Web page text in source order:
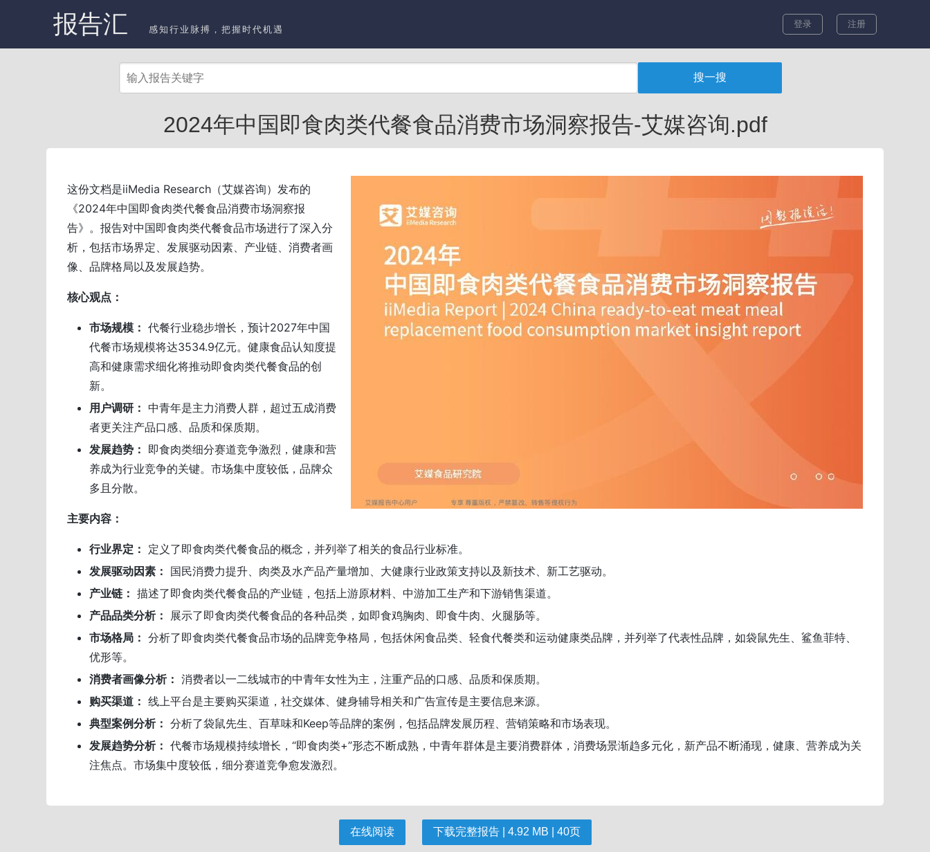
报告汇 感知行业脉搏，把握时代机遇
登录 注册
2024年中国即食肉类代餐食品消费市场洞察报告-艾媒咨询.pdf
这份文档是iiMedia Research（艾媒咨询）发布的
《2024年中国即食肉类代餐食品消费市场洞察报
告》。报告对中国即食肉类代餐食品市场进行了深入分
析，包括市场界定、发展驱动因素、产业链、消费者画
像、品牌格局以及发展趋势。
核心观点：
市场规模： 代餐行业稳步增长，预计2027年中国
代餐市场规模将达3534.9亿元。健康食品认知度提
高和健康需求细化将推动即食肉类代餐食品的创
新。
用户调研： 中青年是主力消费人群，超过五成消费
者更关注产品口感、品质和保质期。
发展趋势： 即食肉类细分赛道竞争激烈，健康和营
养成为行业竞争的关键。市场集中度较低，品牌众
多且分散。
主要内容：
行业界定： 定义了即食肉类代餐食品的概念，并列举了相关的食品行业标准。
发展驱动因素： 国民消费力提升、肉类及水产品产量增加、大健康行业政策支持以及新技术、新工艺驱动。
产业链： 描述了即食肉类代餐食品的产业链，包括上游原材料、中游加工生产和下游销售渠道。
产品品类分析： 展示了即食肉类代餐食品的各种品类，如即食鸡胸肉、即食牛肉、火腿肠等。
市场格局： 分析了即食肉类代餐食品市场的品牌竞争格局，包括休闲食品类、轻食代餐类和运动健康类品牌，并列举了代表性品牌，如袋鼠先生、鲨鱼菲特、
优形等。
消费者画像分析： 消费者以一二线城市的中青年女性为主，注重产品的口感、品质和保质期。
购买渠道： 线上平台是主要购买渠道，社交媒体、健身辅导相关和广告宣传是主要信息来源。
典型案例分析： 分析了袋鼠先生、百草味和Keep等品牌的案例，包括品牌发展历程、营销策略和市场表现。
发展趋势分析： 代餐市场规模持续增长，“即食肉类+”形态不断成熟，中青年群体是主要消费群体，消费场景渐趋多元化，新产品不断涌现，健康、营养成为关
注焦点。市场集中度较低，细分赛道竞争愈发激烈。
在线阅读 下载完整报告 | 4.92 MB | 40页